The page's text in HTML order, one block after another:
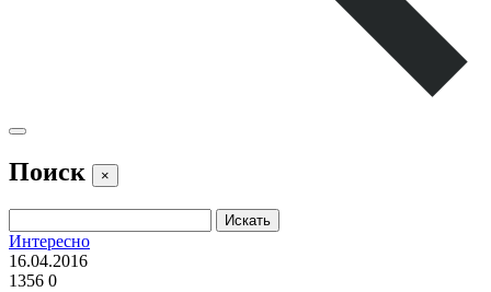
Поиск ×
Интересно
16.04.2016
1356 0